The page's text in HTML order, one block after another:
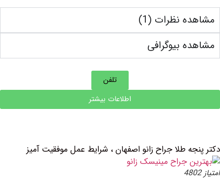
نظرات (1)
بیوگرافی
اطلاعات بیشتر
طلا جراح زانو اصفهان ، شرایط عمل موفقیت آمیز